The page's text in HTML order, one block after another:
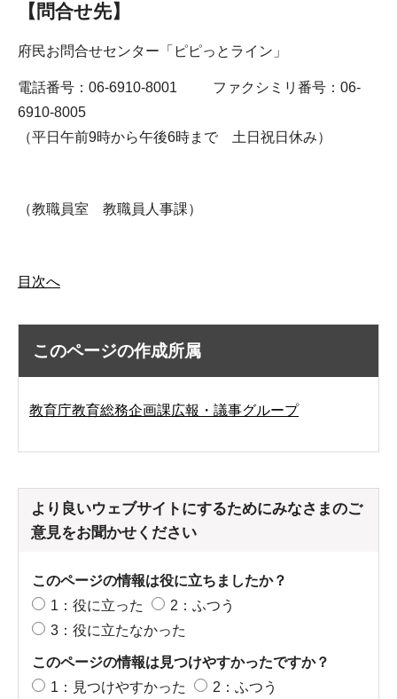
【問合せ先】
府民お問合せセンター「ピピっとライン」
電話番号：06-6910-8001 ファクシミリ番号：06-
6910-8005
（平日午前9時から午後6時まで 土日祝日休み）
（教職員室 教職員人事課）
目次へ
このページの作成所属
教育庁教育総務企画課広報・議事グループ
より良いウェブサイトにするためにみなさまのご
意見をお聞かせください
このページの情報は役に立ちましたか？
1：役に立った
2：ふつう
3：役に立たなかった
このページの情報は見つけやすかったですか？
1：見つけやすかった
2：ふつう